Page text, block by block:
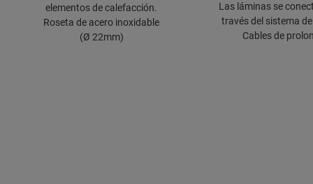
elementos de calefacción.
Roseta de acero inoxidable
(Ø 22mm)
Las láminas se
través del sistema
Cables de